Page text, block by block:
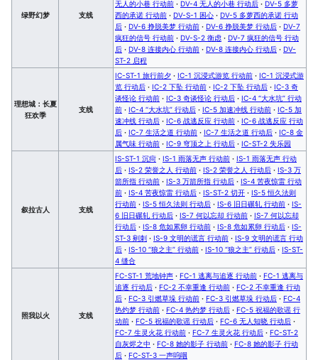
绿野幻梦 支线
无人的小巷 行动前 · DV-4 无人的小巷 行动后 · DV-5 多萝
西的承诺 行动前 · DV-S-1 困心 · DV-5 多萝西的承诺 行动
后 · DV-6 挣脱美梦 行动前 · DV-6 挣脱美梦 行动后 · DV-7
疯狂的信号 行动前 · DV-S-2 衡虑 · DV-7 疯狂的信号 行动
后 · DV-8 连接内心 行动前 · DV-8 连接内心 行动后 · DV-
ST-2 启程
理想城：长夏
狂欢季
支线
IC-ST-1 旅行前夕 · IC-1 沉浸式游览 行动前 · IC-1 沉浸式游
览 行动后 · IC-2 下坠 行动前 · IC-2 下坠 行动后 · IC-3 奇
谈怪论 行动前 · IC-3 奇谈怪论 行动后 · IC-4 “大水坑” 行动
前 · IC-4 “大水坑” 行动后 · IC-5 加速冲线 行动前 · IC-5 加
速冲线 行动后 · IC-6 战逃反应 行动前 · IC-6 战逃反应 行动
后 · IC-7 生活之道 行动前 · IC-7 生活之道 行动后 · IC-8 金
属气味 行动前 · IC-9 穹顶之上 行动后 · IC-ST-2 失乐园
叙拉古人 支线
IS-ST-1 沉疴 · IS-1 雨落无声 行动前 · IS-1 雨落无声 行动
后 · IS-2 荣誉之人 行动前 · IS-2 荣誉之人 行动后 · IS-3 万
箭所指 行动前 · IS-3 万箭所指 行动后 · IS-4 苦夜惊雷 行动
前 · IS-4 苦夜惊雷 行动后 · IS-ST-2 切开 · IS-5 恒久法则
行动前 · IS-5 恒久法则 行动后 · IS-6 旧日碾轧 行动前 · IS-
6 旧日碾轧 行动后 · IS-7 何以忘却 行动前 · IS-7 何以忘却
行动后 · IS-8 危如累卵 行动前 · IS-8 危如累卵 行动后 · IS-
ST-3 剜刺 · IS-9 文明的谎言 行动前 · IS-9 文明的谎言 行动
后 · IS-10 “狼之主” 行动前 · IS-10 “狼之主” 行动后 · IS-ST-
4 缝合
照我以火 支线
FC-ST-1 荒地钟声 · FC-1 逃离与追逐 行动前 · FC-1 逃离与
追逐 行动后 · FC-2 不幸重逢 行动前 · FC-2 不幸重逢 行动
后 · FC-3 引燃草垛 行动前 · FC-3 引燃草垛 行动后 · FC-4
热灼梦 行动前 · FC-4 热灼梦 行动后 · FC-5 祝福的歌谣 行
动前 · FC-5 祝福的歌谣 行动后 · FC-6 无人知晓 行动后 ·
FC-7 生灵火花 行动前 · FC-7 生灵火花 行动后 · FC-ST-2
自灰烬之中 · FC-8 她的影子 行动前 · FC-8 她的影子 行动
后 · FC-ST-3 一声呜咽